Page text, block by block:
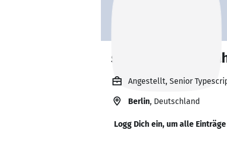
shirin
Angestellt, Senior
Berlin, Deutschland
Logg Dich ein, um alle